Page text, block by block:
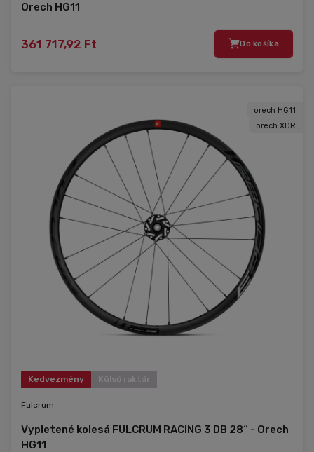
Orech HG11
361 717,92 Ft Do košíka
orech HG11
orech XDR
Kedvezmény Külső raktár
Fulcrum
Vypletené kolesá FULCRUM RACING 3 DB 28“ - Orech
HG11